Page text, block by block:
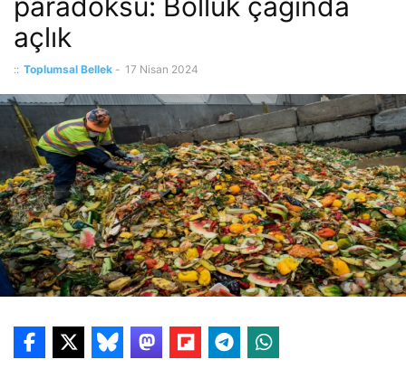
açlık
:: Toplumsal Bellek - 17 Nisan 2024